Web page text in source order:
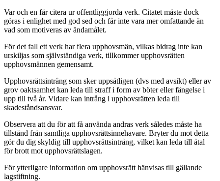
Var och en får citera ur offentliggjorda verk. Citatet måste dock
göras i enlighet med god sed och får inte vara mer omfattande än
vad som motiveras av ändamålet.
För det fall ett verk har flera upphovsmän, vilkas bidrag inte kan
urskiljas som självständiga verk, tillkommer upphovsrätten
upphovsmännen gemensamt.
Upphovsrättsintrång som sker uppsåtligen (dvs med avsikt) eller av
grov oaktsamhet kan leda till straff i form av böter eller fängelse i
upp till två år. Vidare kan intrång i upphovsrätten leda till
skadeståndsansvar.
Observera att du för att få använda andras verk således måste ha
tillstånd från samtliga upphovsrättsinnehavare. Bryter du mot detta
gör du dig skyldig till upphovsrättsintrång, vilket kan leda till åtal
för brott mot upphovsrättslagen.
För ytterligare information om upphovsrätt hänvisas till gällande
lagstiftning.